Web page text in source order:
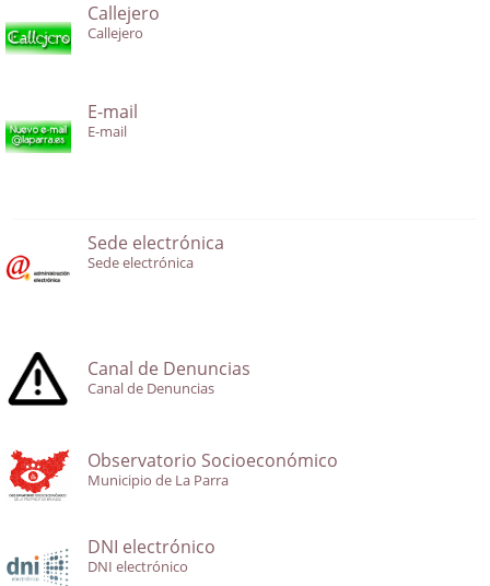
Callejero
Callejero
E-mail
E-mail
Sede electrónica
Sede electrónica
Canal de Denuncias
Canal de Denuncias
Observatorio Socioeconómico
Municipio de La Parra
DNI electrónico
DNI electrónico